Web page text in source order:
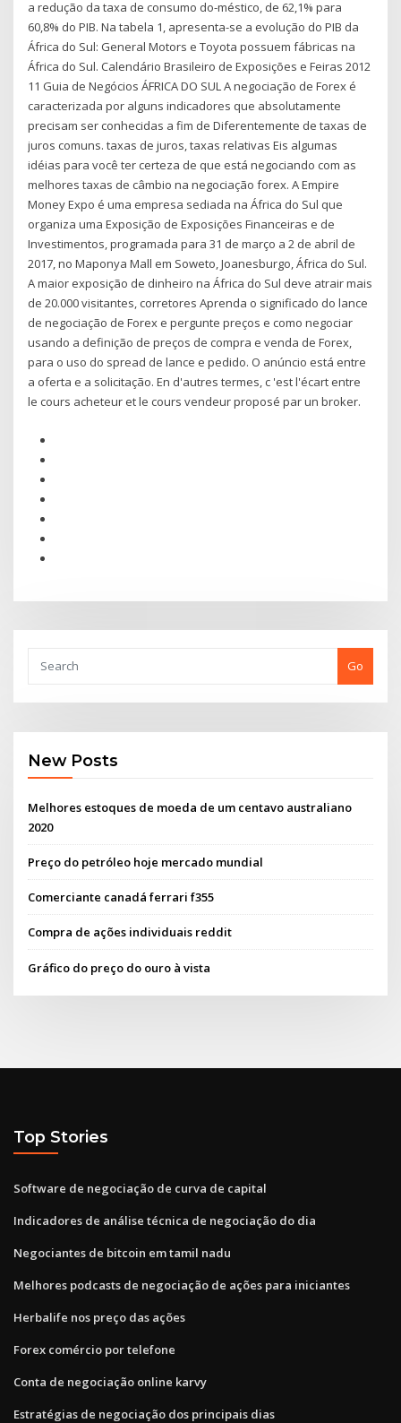
a redução da taxa de consumo do-méstico, de 62,1% para
60,8% do PIB. Na tabela 1, apresenta-se a evolução do PIB da
África do Sul: General Motors e Toyota possuem fábricas na
África do Sul. Calendário Brasileiro de Exposições e Feiras 2012
11 Guia de Negócios ÁFRICA DO SUL A negociação de Forex é
caracterizada por alguns indicadores que absolutamente
precisam ser conhecidas a fim de Diferentemente de taxas de
juros comuns. taxas de juros, taxas relativas Eis algumas
idéias para você ter certeza de que está negociando com as
melhores taxas de câmbio na negociação forex. A Empire
Money Expo é uma empresa sediada na África do Sul que
organiza uma Exposição de Exposições Financeiras e de
Investimentos, programada para 31 de março a 2 de abril de
2017, no Maponya Mall em Soweto, Joanesburgo, África do Sul.
A maior exposição de dinheiro na África do Sul deve atrair mais
de 20.000 visitantes, corretores Aprenda o significado do lance
de negociação de Forex e pergunte preços e como negociar
usando a definição de preços de compra e venda de Forex,
para o uso do spread de lance e pedido. O anúncio está entre
a oferta e a solicitação. En d'autres termes, c 'est l'écart entre
le cours acheteur et le cours vendeur proposé par un broker.
Go
New Posts
Melhores estoques de moeda de um centavo australiano
2020
Preço do petróleo hoje mercado mundial
Comerciante canadá ferrari f355
Compra de ações individuais reddit
Gráfico do preço do ouro à vista
Top Stories
Software de negociação de curva de capital
Indicadores de análise técnica de negociação do dia
Negociantes de bitcoin em tamil nadu
Melhores podcasts de negociação de ações para iniciantes
Herbalife nos preço das ações
Forex comércio por telefone
Conta de negociação online karvy
Estratégias de negociação dos principais dias